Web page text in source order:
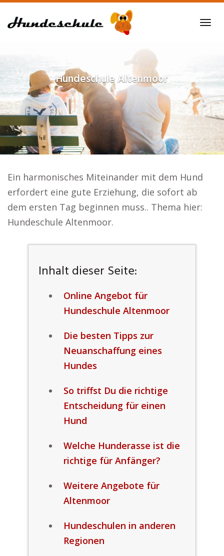
to
HundeschuleAltenmoor
Ein harmonisches Miteinander mit dem Hund
erfordert eine gute Erziehung, die sofort ab
dem ersten Tag beginnen muss.. Thema hier:
Hundeschule Altenmoor.
Inhalt dieser Seite:
Online Angebot für
Hundeschule Altenmoor
Die besten Tipps zur
Neuanschaffung eines
Hundes
So triffst Du die richtige
Entscheidung für einen
Hund
Welche Hunderasse ist die
richtige für Anfänger?
Weitere Angebote für
Altenmoor
Hundeschulen in anderen
Regionen